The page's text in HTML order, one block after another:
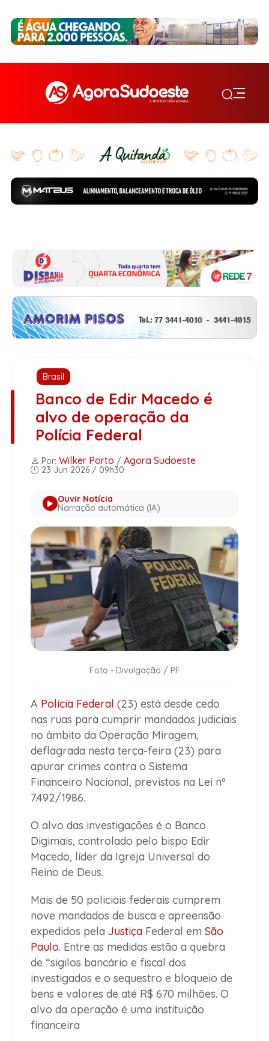
Brasil
Banco de Edir Macedo é
alvo de operação da
Polícia Federal
Por: Wilker Porto / Agora Sudoeste
23 Jun 2026 / 09h30
Ouvir Notícia
Narração automática (IA)
Foto - Divulgação / PF
A Polícia Federal (23) está desde cedo
nas ruas para cumprir mandados judiciais
no âmbito da Operação Miragem,
deflagrada nesta terça-feira (23) para
apurar crimes contra o Sistema
Financeiro Nacional, previstos na Lei nº
7.492/1986.
O alvo das investigações é o Banco
Digimais, controlado pelo bispo Edir
Macedo, líder da Igreja Universal do
Reino de Deus.
Mais de 50 policiais federais cumprem
nove mandados de busca e apreensão
expedidos pela Justiça Federal em São
Paulo. Entre as medidas estão a quebra
de “sigilos bancário e fiscal dos
investigados e o sequestro e bloqueio de
bens e valores de até R$ 670 milhões. O
alvo da operação é uma instituição
financeira